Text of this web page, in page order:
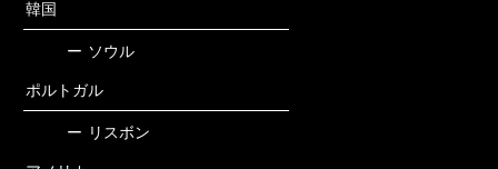
韓国
ー ソウル
ポルトガル
ー リスボン